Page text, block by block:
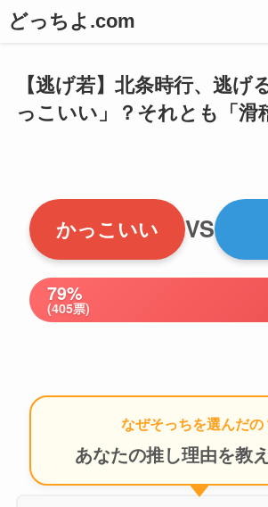
どっちよ.com
【逃げ若】北条時行、逃げ
っこいい」？それとも「滑
かっこいい VS
79%
(405票)
なぜそっちを選んだの
あなたの推し理由を教